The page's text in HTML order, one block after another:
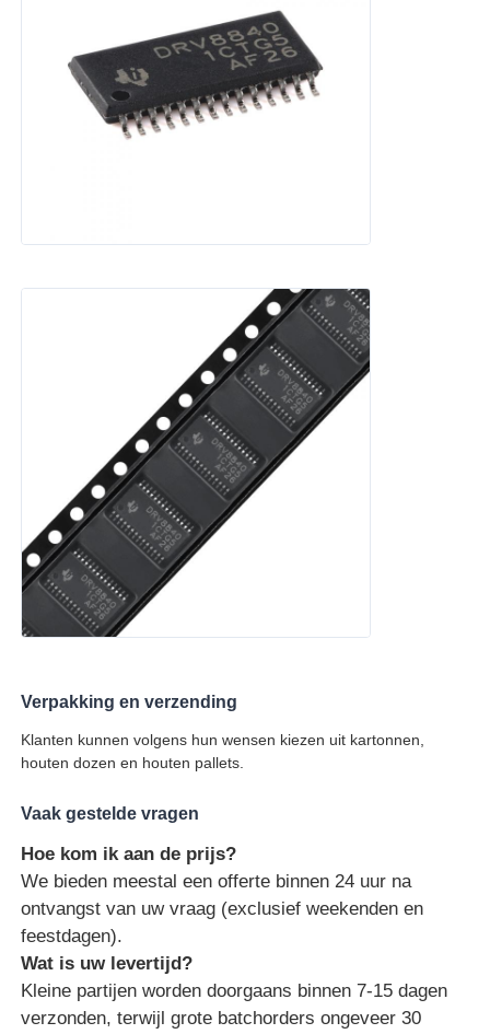
Relais in vaste toestand
Communicatie Antenne
Verpakking en verzending
Klanten kunnen volgens hun wensen kiezen uit kartonnen,
houten dozen en houten pallets.
Vaak gestelde vragen
Hoe kom ik aan de prijs?
We bieden meestal een offerte binnen 24 uur na
ontvangst van uw vraag (exclusief weekenden en
feestdagen).
Wat is uw levertijd?
Kleine partijen worden doorgaans binnen 7-15 dagen
verzonden, terwijl grote batchorders ongeveer 30